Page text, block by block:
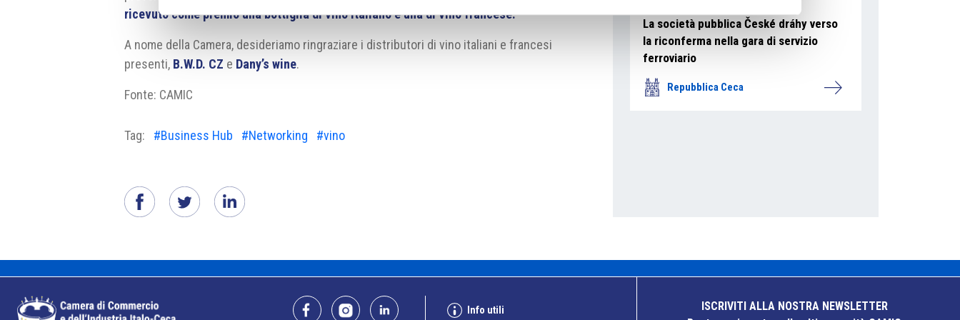
ricevuto come premio una bottiglia di vino italiano e una di vino francese.
A nome della Camera, desideriamo ringraziare i distributori di vino italiani e francesi
presenti, B.W.D. CZ e Dany’s wine.
Fonte: CAMIC
Tag: #Business Hub #Networking #vino
La società pubblica České dráhy verso
la riconferma nella gara di servizio
ferroviario
Repubblica Ceca
Info utili
ISCRIVITI ALLA NOSTRA NEWSLETTER